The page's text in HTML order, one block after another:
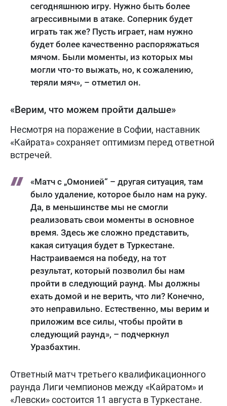
сегодняшнюю игру. Нужно быть более
агрессивными в атаке. Соперник будет
играть так же? Пусть играет, нам нужно
будет более качественно распоряжаться
мячом. Были моменты, из которых мы
могли что-то выжать, но, к сожалению,
теряли мяч», – отметил он.
«Верим, что можем пройти дальше»
Несмотря на поражение в Софии, наставник
«Кайрата» сохраняет оптимизм перед ответной
встречей.
«Матч с „Омонией“ – другая ситуация, там
было удаление, которое было нам на руку.
Да, в меньшинстве мы не смогли
реализовать свои моменты в основное
время. Здесь же сложно представить,
какая ситуация будет в Туркестане.
Настраиваемся на победу, на тот
результат, который позволил бы нам
пройти в следующий раунд. Мы должны
ехать домой и не верить, что ли? Конечно,
это неправильно. Естественно, мы верим и
приложим все силы, чтобы пройти в
следующий раунд», – подчеркнул
Уразбахтин.
Ответный матч третьего квалификационного
раунда Лиги чемпионов между «Кайратом» и
«Левски» состоится 11 августа в Туркестане.